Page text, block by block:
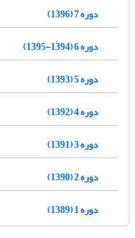
دوره 7 (1396)
دوره 6 (1394-1395)
دوره 5 (1393)
دوره 4 (1392)
دوره 3 (1391)
دوره 2 (1390)
دوره 1 (1389)